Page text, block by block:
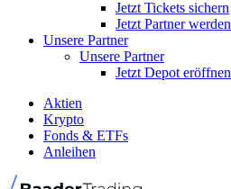
Jetzt Tickets sichern
Jetzt Partner werden
Unsere Partner
Unsere Partner
Jetzt Depot eröffnen
Aktien
Krypto
Fonds & ETFs
Anleihen